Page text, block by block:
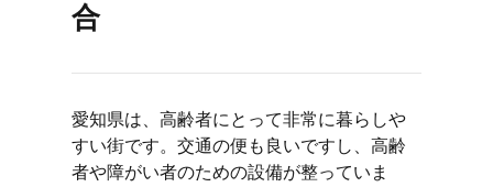
合
愛知県は、高齢者にとって非常に暮らしや
すい街です。交通の便も良いですし、高齢
者や障がい者のための設備が整っていま